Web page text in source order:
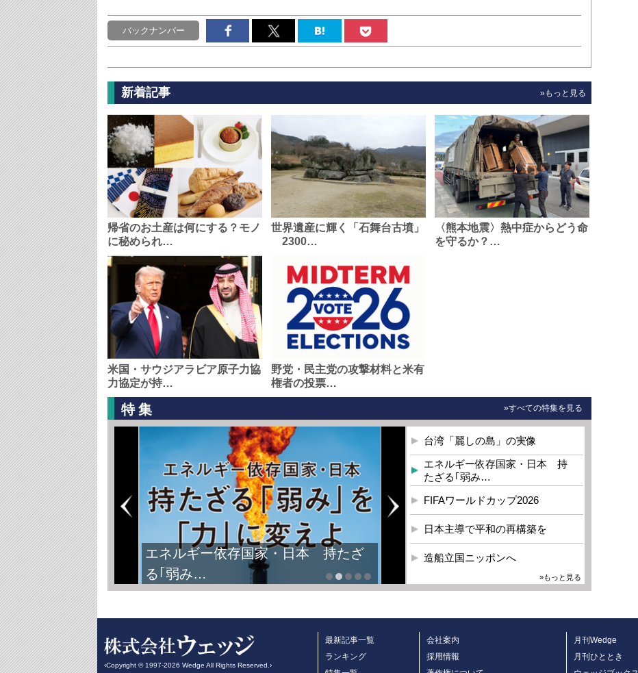
バックナンバー
新着記事 »もっと見る
帰省のお土産は何にする？モノ
に秘められ…
世界遺産に輝く「石舞台古墳」
2300…
〈熊本地震〉熱中症からどう命
を守るか？…
米国・サウジアラビア原子力協
力協定が持…
野党・民主党の攻撃材料と米有
権者の投票…
特集 »すべての特集を見る
エネルギー依存国家・日本 持たざ
る｢弱み…
台湾「麗しの島」の実像
エネルギー依存国家・日本 持
たざる｢弱み…
FIFAワールドカップ2026
日本主導で平和の再構築を
造船立国ニッポンへ
»もっと見る
‹Copyright © 1997-2026 Wedge All Rights Reserved.›
最新記事一覧
ランキング
会社案内
採用情報
月刊Wedge
月刊ひととき